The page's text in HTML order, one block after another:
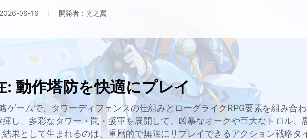
06-16 開発者：光之翼
動作塔防を快適にプレイ
ゲームで、タワーディフェンスの仕組みとローグライクRPG要素を組み合
し、多彩なタワー・罠・援軍を展開して、凶暴なオークや巨大なトロル、
果として生まれるのは、重層的で無限にリプレイできるアクション戦略タ